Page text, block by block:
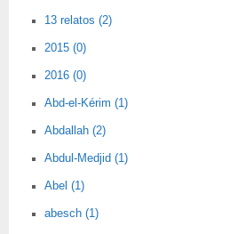
13 relatos (2)
2015 (0)
2016 (0)
Abd-el-Kérim (1)
Abdallah (2)
Abdul-Medjid (1)
Abel (1)
abesch (1)